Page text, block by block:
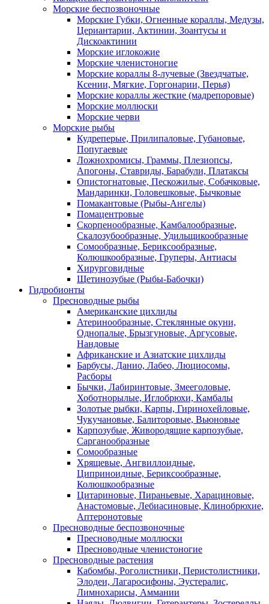
Морские беспозвоночные
Морские Губки, Огненные кораллы, Медузы,
Цериантарии, Актинии, Зоантусы и
Дискоактинии
Морские иглокожие
Морские членистоногие
Морские кораллы 8-лучевые (Звездчатые,
Ксении, Мягкие, Горгонарии, Перья)
Морские кораллы жесткие (мадрепоровые)
Морские моллюски
Морские черви
Морские рыбы
Кудреперые, Прилипаловые, Губановые,
Попугаевые
Ложнохромисы, Граммы, Плезиопсы,
Апогоны, Ставриды, Барабули, Платаксы
Опистогнатовые, Пескожилые, Собачковые,
Мандаринки, Головешковые, Бычковые
Помакантовые (Рыбы-Ангелы)
Помацентровые
Скорпенообразные, Камбалообразные,
Скалозубообразные, Удильщикообразные
Сомообразные, Бериксообразные,
Колюшкообразные, Груперы, Антиасы
Хирурговидные
Щетинозубые (Рыбы-Бабочки)
Гидробионты
Пресноводные рыбы
Американские цихлиды
Атеринообразные, Стеклянные окуни,
Однопалые, Брызгуновые, Аргусовые,
Нандовые
Африканские и Азиатские цихлиды
Барбусы, Данио, Лабео, Люциосомы,
Расборы
Бычки, Лабиринтовые, Змееголовые,
Хоботнорылые, Иглобрюхи, Камбалы
Золотые рыбки, Карпы, Гиринохейловые,
Чукучановые, Балиторовые, Вьюновые
Карпозубые, Живородящие карпозубые,
Сарганообразные
Сомообразные
Хрящевые, Ангвиллоидные,
Циприноидные, Бериксообразные,
Колюшкообразные
Цитариновые, Пираньевые, Харациновые,
Анастомовые, Лебиасиновые, Клинобрюхие,
Аптеронотовые
Пресноводные беспозвоночные
Пресноводные моллюски
Пресноводные членистоногие
Пресноводные растения
Кабомбы, Роголистники, Перистолистники,
Элодеи, Лагаросифоны, Эустералис,
Лимнохарисы, Аммании